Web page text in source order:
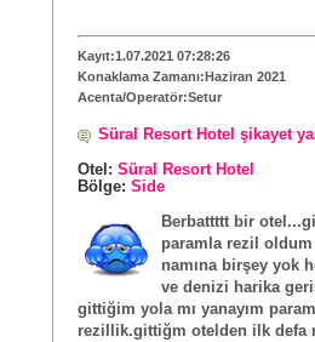
Kayıt:1.07.2021 07:28:26
Konaklama Zamanı:Haziran 2021
Acenta/Operatör:Setur
Süral Resort Hotel şikayet
Otel: Süral Resort Hotel
Bölge: Side
Berbattttt bir
paramla rezil oldum
namına birşey yok
ve denizi harika
gittiğim yola mı yanayım
rezillik.gittiğm otelden ilk defa